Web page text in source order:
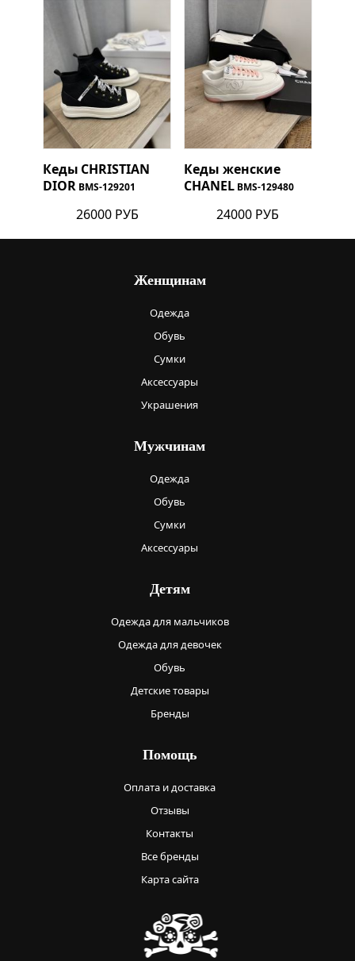
Кеды CHRISTIAN
DIOR BMS-129201
26000 РУБ
Кеды женские
CHANEL BMS-129480
24000 РУБ
Женщинам
Одежда
Обувь
Сумки
Аксессуары
Украшения
Мужчинам
Одежда
Обувь
Сумки
Аксессуары
Детям
Одежда для мальчиков
Одежда для девочек
Обувь
Детские товары
Бренды
Помощь
Оплата и доставка
Отзывы
Контакты
Все бренды
Карта сайта